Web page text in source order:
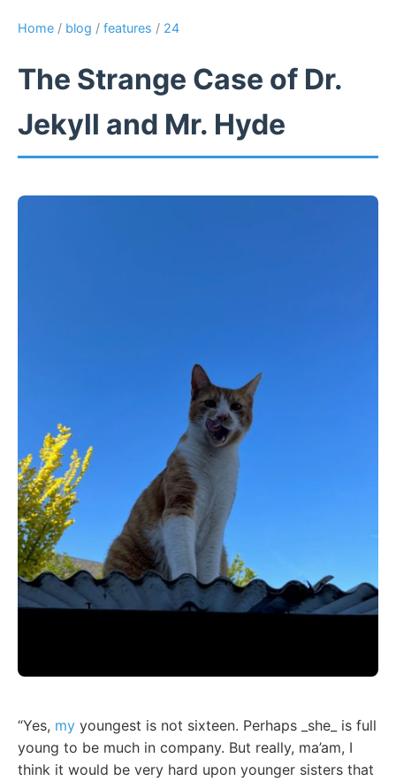
Home / blog / features / 24
The Strange Case of Dr.
Jekyll and Mr. Hyde
“Yes, my youngest is not sixteen. Perhaps _she_ is full
young to be much in company. But really, ma’am, I
think it would be very hard upon younger sisters that